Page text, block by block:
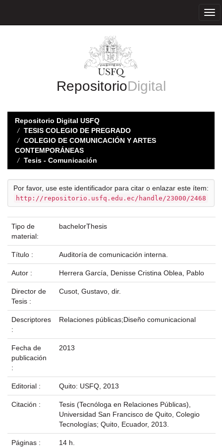
RepositorioDigital
Repositorio Digital USFQ
TESIS COLEGIO DE PREGRADO
COLEGIO DE COMUNICACIÓN Y ARTES
CONTEMPORÁNEAS
Tesis - Comunicación
Por favor, use este identificador para citar o enlazar este ítem:
http://repositorio.usfq.edu.ec/handle/23000/2468
Tipo de
material:
bachelorThesis
Título : Auditoría de comunicación interna.
Autor : Herrera García, Denisse Cristina Oblea, Pablo
Director de
Tesis :
Cusot, Gustavo, dir.
Descriptores
:
Relaciones públicas;Diseño comunicacional
Fecha de
publicación
:
2013
Editorial : Quito: USFQ, 2013
Citación :
Tesis (Tecnóloga en Relaciones Públicas),
Universidad San Francisco de Quito, Colegio
Tecnologías; Quito, Ecuador, 2013.
Páginas : 14 h.